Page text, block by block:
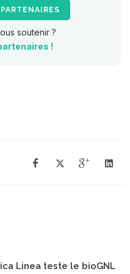
soutenir ?
!
Linea teste le bioGNL